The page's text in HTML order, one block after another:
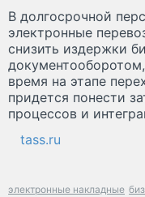
В долгосрочной
электронные
снизить издержки
время на этапе
придется понести
процессов и
tass.ru
электронные накладные